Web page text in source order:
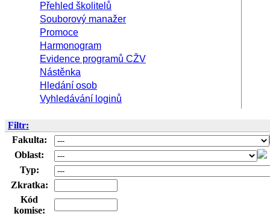
Přehled školitelů
Souborový manažer
Promoce
Harmonogram
Evidence programů CŽV
Nástěnka
Hledání osob
Vyhledávání loginů
Filtr:
Fakulta:
Oblast:
Typ:
Zkratka:
Kód
komise: